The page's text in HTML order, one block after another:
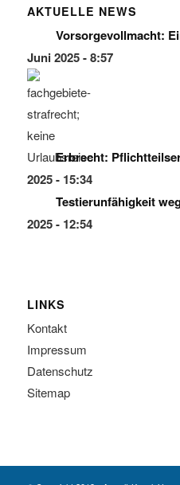
AKTUELLE NEWS
Vorsorgevollmacht:
Juni 2025 - 8:57
Erbrecht:
2025 - 15:34
Testierunfähigkeit
2025 - 12:54
LINKS
Kontakt
Impressum
Datenschutz
Sitemap